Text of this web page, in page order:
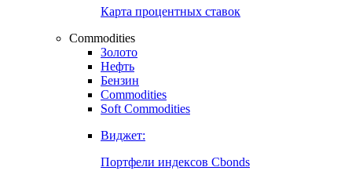
Росстат
Виджет:
Карта процентных ставок
Commodities
Золото
Бензин
Soft Commodities